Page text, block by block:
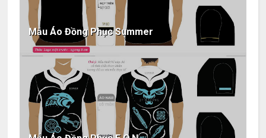
Mẫu Áo Đồng Phục Summer